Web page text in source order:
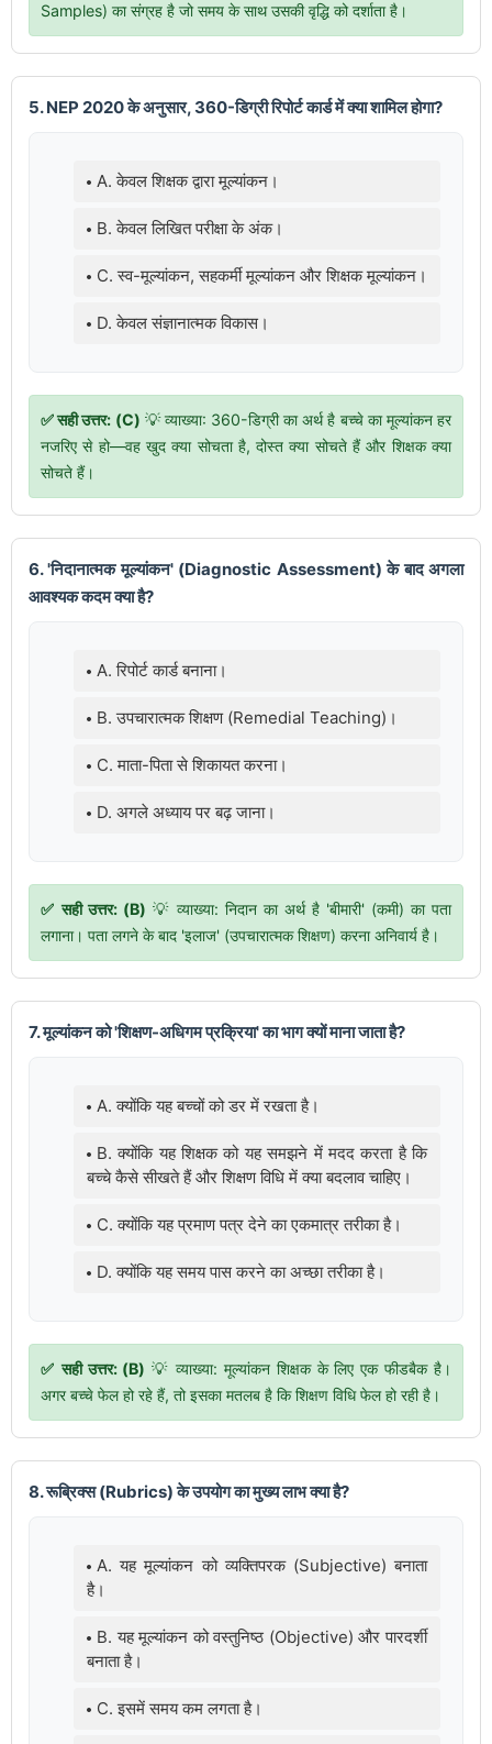
Samples) का संग्रह है जो समय के साथ उसकी वृद्धि को दर्शाता है।
5. NEP 2020 के अनुसार, 360-डिग्री रिपोर्ट कार्ड में क्या शामिल होगा?
A. केवल शिक्षक द्वारा मूल्यांकन।
B. केवल लिखित परीक्षा के अंक।
C. स्व-मूल्यांकन, सहकर्मी मूल्यांकन और शिक्षक मूल्यांकन।
D. केवल संज्ञानात्मक विकास।
✅ सही उत्तर: (C) 💡 व्याख्या: 360-डिग्री का अर्थ है बच्चे का मूल्यांकन हर
नजरिए से हो—वह खुद क्या सोचता है, दोस्त क्या सोचते हैं और शिक्षक क्या
सोचते हैं।
6. 'निदानात्मक मूल्यांकन' (Diagnostic Assessment) के बाद अगला
आवश्यक कदम क्या है?
A. रिपोर्ट कार्ड बनाना।
B. उपचारात्मक शिक्षण (Remedial Teaching)।
C. माता-पिता से शिकायत करना।
D. अगले अध्याय पर बढ़ जाना।
✅ सही उत्तर: (B) 💡 व्याख्या: निदान का अर्थ है 'बीमारी' (कमी) का पता
लगाना। पता लगने के बाद 'इलाज' (उपचारात्मक शिक्षण) करना अनिवार्य है।
7. मूल्यांकन को 'शिक्षण-अधिगम प्रक्रिया' का भाग क्यों माना जाता है?
A. क्योंकि यह बच्चों को डर में रखता है।
B. क्योंकि यह शिक्षक को यह समझने में मदद करता है कि
बच्चे कैसे सीखते हैं और शिक्षण विधि में क्या बदलाव चाहिए।
C. क्योंकि यह प्रमाण पत्र देने का एकमात्र तरीका है।
D. क्योंकि यह समय पास करने का अच्छा तरीका है।
✅ सही उत्तर: (B) 💡 व्याख्या: मूल्यांकन शिक्षक के लिए एक फीडबैक है।
अगर बच्चे फेल हो रहे हैं, तो इसका मतलब है कि शिक्षण विधि फेल हो रही है।
8. रूब्रिक्स (Rubrics) के उपयोग का मुख्य लाभ क्या है?
A. यह मूल्यांकन को व्यक्तिपरक (Subjective) बनाता
है।
B. यह मूल्यांकन को वस्तुनिष्ठ (Objective) और पारदर्शी
बनाता है।
C. इसमें समय कम लगता है।